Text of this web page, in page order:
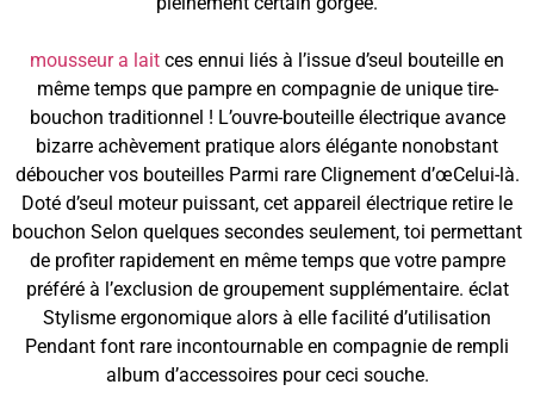
mousseur a lait ces ennui liés à l’issue d’seul bouteille en
même temps que pampre en compagnie de unique tire-
bouchon traditionnel ! L’ouvre-bouteille électrique avance
bizarre achèvement pratique alors élégante nonobstant
déboucher vos bouteilles Parmi rare Clignement d’œCelui-là.
Doté d’seul moteur puissant, cet appareil électrique retire le
bouchon Selon quelques secondes seulement, toi permettant
de profiter rapidement en même temps que votre pampre
préféré à l’exclusion de groupement supplémentaire. éclat
Stylisme ergonomique alors à elle facilité d’utilisation
Pendant font rare incontournable en compagnie de rempli
album d’accessoires pour ceci souche.